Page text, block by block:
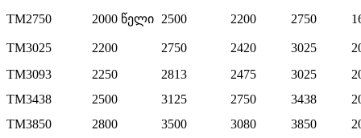
TM2750
2000 წელი 2500 2200 2750
TM3025 2200 2750 2420 3025
TM3093
2250 2813 2475 3025
TM3438
2500 3125 2750 3438
TM3850
2800 3500 3080 3850